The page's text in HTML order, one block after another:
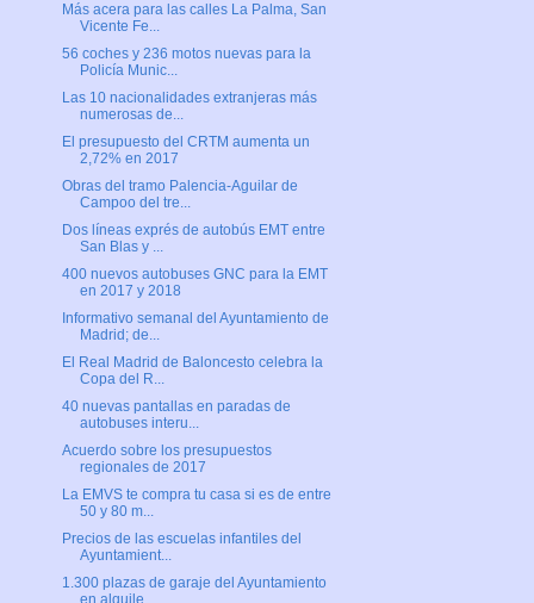
Más acera para las calles La Palma, San
Vicente Fe...
56 coches y 236 motos nuevas para la
Policía Munic...
Las 10 nacionalidades extranjeras más
numerosas de...
El presupuesto del CRTM aumenta un
2,72% en 2017
Obras del tramo Palencia-Aguilar de
Campoo del tre...
Dos líneas exprés de autobús EMT entre
San Blas y ...
400 nuevos autobuses GNC para la EMT
en 2017 y 2018
Informativo semanal del Ayuntamiento de
Madrid; de...
El Real Madrid de Baloncesto celebra la
Copa del R...
40 nuevas pantallas en paradas de
autobuses interu...
Acuerdo sobre los presupuestos
regionales de 2017
La EMVS te compra tu casa si es de entre
50 y 80 m...
Precios de las escuelas infantiles del
Ayuntamient...
1.300 plazas de garaje del Ayuntamiento